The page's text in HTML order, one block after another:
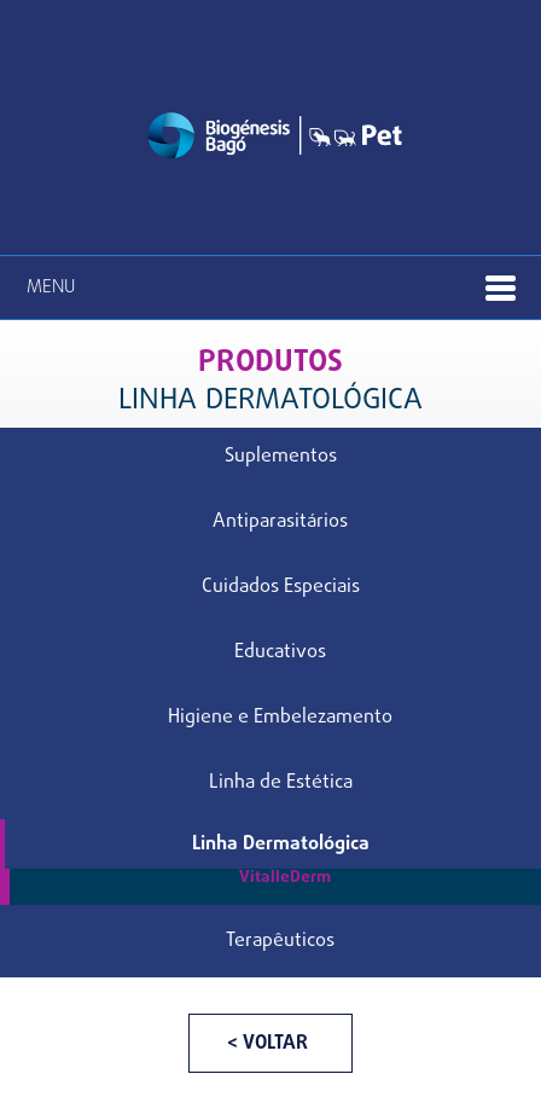
MENU
PRODUTOS
LINHA DERMATOLÓGICA
Suplementos
Antiparasitários
Cuidados Especiais
Educativos
Higiene e Embelezamento
Linha de Estética
Linha Dermatológica
VitalleDerm
Terapêuticos
< VOLTAR